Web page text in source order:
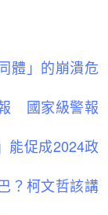
體」的崩潰危
國家級警報
能促成2024政
？柯文哲該講